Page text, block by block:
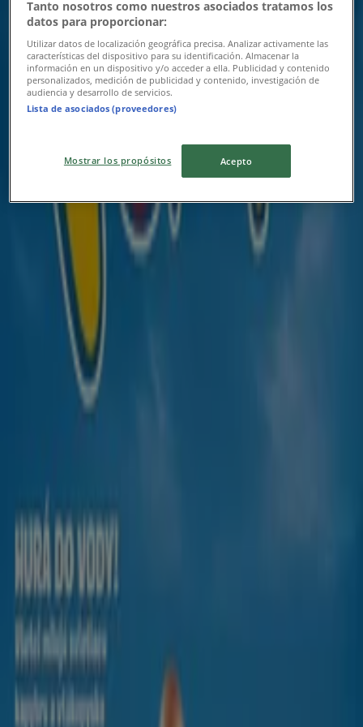
{"numCatalogs":0}
Rozvrhy a adresy Kartago Tours
Kartago Tours
Horná 2, Banská Bystrica
146 m
Zatvorené
Iné letáky z Hračky a Voľný Čas v
Banská Bystrica
Pompo
Pompo katalóg
Platnosť končí 31. 8. Banská Bystrica
Tanto nosotros como nuestros asociados tratamos los
datos para proporcionar:
Utilizar datos de localización geográfica precisa. Analizar activamente las
características del dispositivo para su identificación. Almacenar la
información en un dispositivo y/o acceder a ella. Publicidad y contenido
personalizados, medición de publicidad y contenido, investigación de
audiencia y desarrollo de servicios.
Lista de asociados (proveedores)
Mostrar los propósitos Acepto